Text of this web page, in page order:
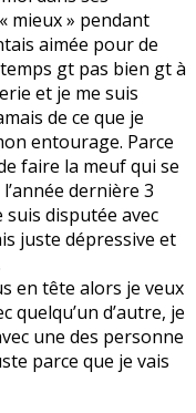
mieux » pendant
aimée pour de
gt pas bien gt à
et je me suis
de ce que je
entourage. Parce
faire la meuf qui se
dernière 3
suis disputée avec
juste dépressive et
en tête alors je veux
quelqu’un d’autre, je
une des personne
parce que je vais